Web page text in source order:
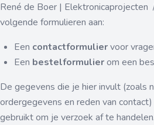
René de Boer |
volgende formulieren aan:
Een contactformuliervoor
Een bestelformulierom een
De gegevens die je hier invult (zoals
ordergegevens en reden van
gebruikt om je verzoek af te